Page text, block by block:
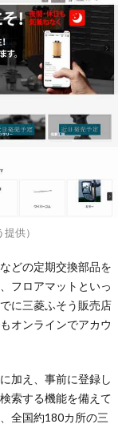
供）
どの定期交換部品を
フロアマットといっ
に三菱ふそう販売店
オンラインでアカウ
加え、事前に登録し
索する機能を備えて
全国約180カ所の三